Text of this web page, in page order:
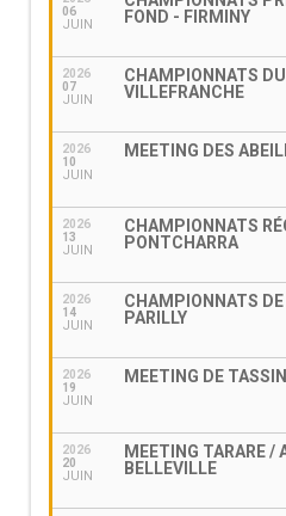
06
JUIN
FOND - FIRMINY
2026
07
JUIN
CHAMPIONNATS
VILLEFRANCHE
2026
10
JUIN
MEETING DES
2026
13
JUIN
CHAMPIONNATS
PONTCHARRA
2026
14
JUIN
CHAMPIONNATS
PARILLY
2026
19
JUIN
MEETING DE TASSIN
2026
20
JUIN
MEETING TARARE /
BELLEVILLE